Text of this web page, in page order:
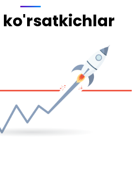
ko'rsatkichlar